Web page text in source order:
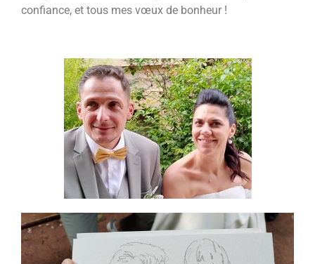
confiance, et tous mes vœux de bonheur !